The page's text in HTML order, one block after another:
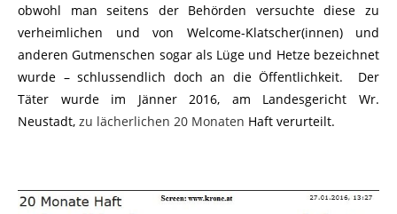
obwohl man seitens der Behörden versuchte diese zu
verheimlichen und von Welcome-Klatscher(innen) und
anderen Gutmenschen sogar als Lüge und Hetze bezeichnet
wurde – schlussendlich doch an die Öffentlichkeit. Der
Täter wurde im Jänner 2016, am Landesgericht Wr.
Neustadt, zu lächerlichen 20 Monaten Haft verurteilt.